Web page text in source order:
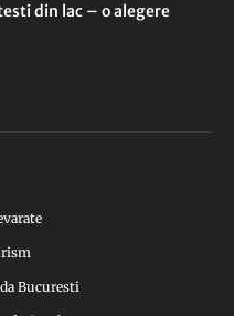
din lac – o alegere
Bucuresti